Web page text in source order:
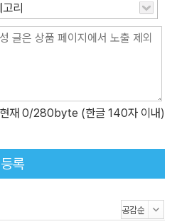
게 대화의 물꼬를 트고, 나에게 유
모두 들어 있다. 또한 사기를 치며
으로부터 자신을 보호하는 법도 알
접근하기 위해 컴퓨터 키보드를
죽박죽인 마음속으로 침입하여 자
다. 인간 심리를 이용하는 이런 방
기를 이로운 방향으로 활용한다. 저
리
현재 0/280byte (한글 140자 이내)
등록